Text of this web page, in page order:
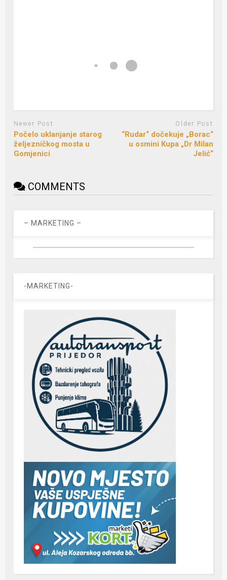
Newer Post
Počelo uklanjanje starog
željezničkog mosta u
Gomjenici
Older Post
“Rudar“ dočekuje „Borac“
u osmini Kupa „Dr Milan
Jelić“
COMMENTS
– MARKETING –
-MARKETING-